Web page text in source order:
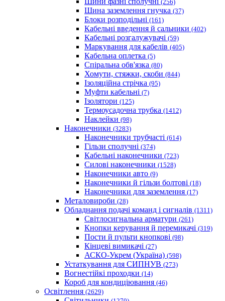
(256)
Шина заземлення гнучка (37)
Блоки розподільні (161)
Кабельні введення й сальники (402)
Кабельні розгалужувачі (59)
Маркування для кабелів (405)
Кабельна оплетка (5)
Спіральна обв'язка (80)
Хомути, стяжки, скоби (844)
Ізоляційна стрічка (95)
Муфти кабельні (7)
Ізолятори (125)
Термоусадочна трубка (1412)
Наклейки (98)
Наконечники (3283)
Наконечники трубчасті (614)
Гільзи сполучні (374)
Кабельні наконечники (723)
Силові наконечники (1528)
Наконечники авто (9)
Наконечники й гільзи болтові (18)
Наконечники для заземлення (17)
Металовироби (28)
Обладнання подачі команд і сигналів (1311)
Світлосигнальна арматури (261)
Кнопки керування й перемикачі (319)
Пости й пульти кнопкові (98)
Кінцеві вимикачі (27)
АСКО-Укрем (Україна) (598)
Устаткування для СИПНУВ (273)
Вогнестійкі проходки (14)
Короб для кондиціювання (46)
Освітлення (2629)